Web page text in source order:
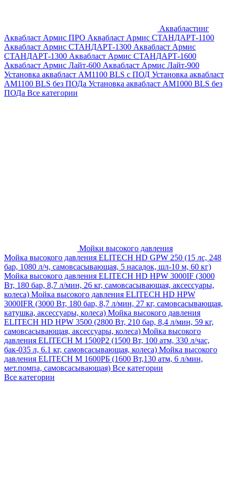
Аквабластинг
Аквабласт Армис ПРО Аквабласт Армис СТАНДАРТ-1100
Аквабласт Армис СТАНДАРТ-1300 Аквабласт Армис
СТАНДАРТ-1300 Аквабласт Армис СТАНДАРТ-1600
Аквабласт Армис Лайт-600 Аквабласт Армис Лайт-900
Установка аквабласт AM1100 BLS с ПОД Установка аквабласт
AM1100 BLS без ПОДа Установка аквабласт AM1000 BLS без
ПОДа Все категории
Мойки высокого давления
Мойка высокого давления ELITECH HD GPW 250 (15 лс, 248
бар, 1080 л/ч, самовсасывающая, 5 насадок, шл-10 м, 60 кг)
Мойка высокого давления ELITECH HD HPW 3000IF (3000
Вт, 180 бар, 8,7 л/мин, 26 кг, самовсасывающая, аксессуары,
колеса) Мойка высокого давления ELITECH HD HPW
3000IFR (3000 Вт, 180 бар, 8,7 л/мин, 27 кг, самовсасывающая,
катушка, аксессуары, колеса) Мойка высокого давления
ELITECH HD HPW 3500 (2800 Вт, 210 бар, 8,4 л/мин, 59 кг,
самовсасывающая, аксессуары, колеса) Мойка высокого
давления ELITECH M 1500P2 (1500 Вт, 100 атм, 330 л/час,
бак-035 л, 6.1 кг, самовсасывающая, колеса) Мойка высокого
давления ELITECH М 1600РБ (1600 Вт,130 атм, 6 л/мин,
мет.помпа, самовсасывающая) Все категории
Все категории